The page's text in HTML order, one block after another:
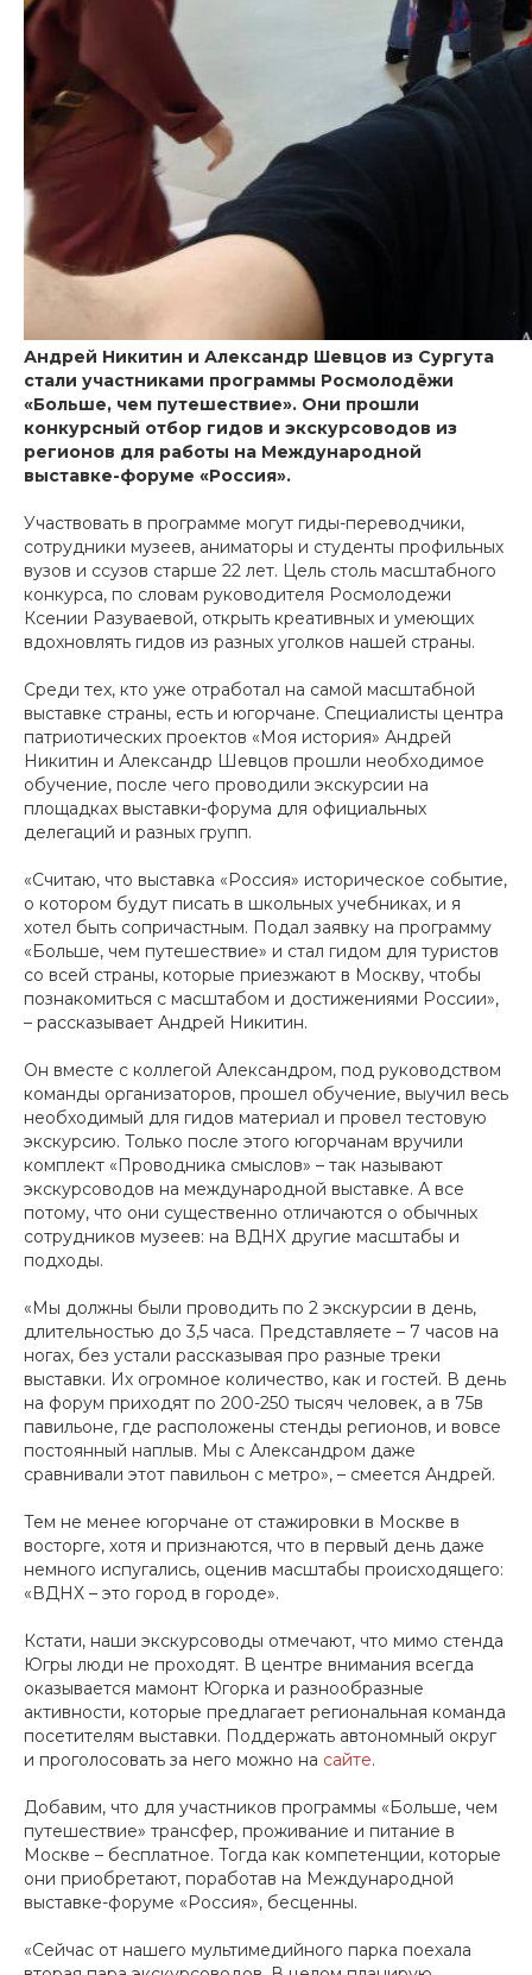
Андрей Никитин и Александр Шевцов из Сургута
стали участниками программы Росмолодёжи
«Больше, чем путешествие». Они прошли
конкурсный отбор гидов и экскурсоводов из
регионов для работы на Международной
выставке-форуме «Россия».
Участвовать в программе могут гиды-переводчики,
сотрудники музеев, аниматоры и студенты профильных
вузов и ссузов старше 22 лет. Цель столь масштабного
конкурса, по словам руководителя Росмолодежи
Ксении Разуваевой, открыть креативных и умеющих
вдохновлять гидов из разных уголков нашей страны.
Среди тех, кто уже отработал на самой масштабной
выставке страны, есть и югорчане. Специалисты центра
патриотических проектов «Моя история» Андрей
Никитин и Александр Шевцов прошли необходимое
обучение, после чего проводили экскурсии на
площадках выставки-форума для официальных
делегаций и разных групп.
«Считаю, что выставка «Россия» историческое событие,
о котором будут писать в школьных учебниках, и я
хотел быть сопричастным. Подал заявку на программу
«Больше, чем путешествие» и стал гидом для туристов
со всей страны, которые приезжают в Москву, чтобы
познакомиться с масштабом и достижениями России»,
– рассказывает Андрей Никитин.
Он вместе с коллегой Александром, под руководством
команды организаторов, прошел обучение, выучил весь
необходимый для гидов материал и провел тестовую
экскурсию. Только после этого югорчанам вручили
комплект «Проводника смыслов» – так называют
экскурсоводов на международной выставке. А все
потому, что они существенно отличаются о обычных
сотрудников музеев: на ВДНХ другие масштабы и
подходы.
«Мы должны были проводить по 2 экскурсии в день,
длительностью до 3,5 часа. Представляете – 7 часов на
ногах, без устали рассказывая про разные треки
выставки. Их огромное количество, как и гостей. В день
на форум приходят по 200-250 тысяч человек, а в 75в
павильоне, где расположены стенды регионов, и вовсе
постоянный наплыв. Мы с Александром даже
сравнивали этот павильон с метро», – смеется Андрей.
Тем не менее югорчане от стажировки в Москве в
восторге, хотя и признаются, что в первый день даже
немного испугались, оценив масштабы происходящего:
«ВДНХ – это город в городе».
Кстати, наши экскурсоводы отмечают, что мимо стенда
Югры люди не проходят. В центре внимания всегда
оказывается мамонт Югорка и разнообразные
активности, которые предлагает региональная команда
посетителям выставки. Поддержать автономный округ
и проголосовать за него можно на сайте.
Добавим, что для участников программы «Больше, чем
путешествие» трансфер, проживание и питание в
Москве – бесплатное. Тогда как компетенции, которые
они приобретают, поработав на Международной
выставке-форуме «Россия», бесценны.
«Сейчас от нашего мультимедийного парка поехала